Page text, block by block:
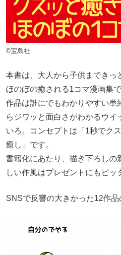
©宝島社
本書は、大人から子供まできっ
ほのぼの癒される1コマ漫画集で
作品は誰にでもわかりやすい単
らジワッと面白さがわかるウイ
いろ。コンセプトは「1秒でク
癒し」です。
書籍化にあたり、描き下ろしの
しい作風はプレゼントにもピッ
SNSで反響の大きかった12作品